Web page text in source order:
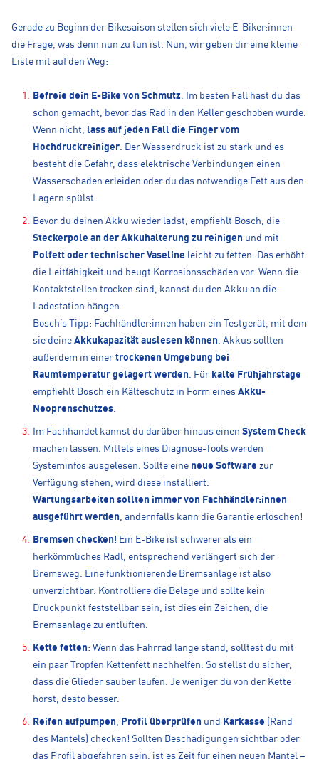
Gerade zu Beginn der Bikesaison stellen sich viele E-Biker:innen
die Frage, was denn nun zu tun ist. Nun, wir geben dir eine kleine
Liste mit auf den Weg:
Befreie dein E-Bike von Schmutz. Im besten Fall hast du das
schon gemacht, bevor das Rad in den Keller geschoben wurde.
Wenn nicht, lass auf jeden Fall die Finger vom
Hochdruckreiniger. Der Wasserdruck ist zu stark und es
besteht die Gefahr, dass elektrische Verbindungen einen
Wasserschaden erleiden oder du das notwendige Fett aus den
Lagern spülst.
Bevor du deinen Akku wieder lädst, empfiehlt Bosch, die
Steckerpole an der Akkuhalterung zu reinigen und mit
Polfett oder technischer Vaseline leicht zu fetten. Das erhöht
die Leitfähigkeit und beugt Korrosionsschäden vor. Wenn die
Kontaktstellen trocken sind, kannst du den Akku an die
Ladestation hängen.
Bosch‘s Tipp: Fachhändler:innen haben ein Testgerät, mit dem
sie deine Akkukapazität auslesen können. Akkus sollten
außerdem in einer trockenen Umgebung bei
Raumtemperatur gelagert werden. Für kalte Frühjahrstage
empfiehlt Bosch ein Kälteschutz in Form eines Akku-
Neoprenschutzes.
Im Fachhandel kannst du darüber hinaus einen System Check
machen lassen. Mittels eines Diagnose-Tools werden
Systeminfos ausgelesen. Sollte eine neue Software zur
Verfügung stehen, wird diese installiert.
Wartungsarbeiten sollten immer von Fachhändler:innen
ausgeführt werden, andernfalls kann die Garantie erlöschen!
Bremsen checken! Ein E-Bike ist schwerer als ein
herkömmliches Radl, entsprechend verlängert sich der
Bremsweg. Eine funktionierende Bremsanlage ist also
unverzichtbar. Kontrolliere die Beläge und sollte kein
Druckpunkt feststellbar sein, ist dies ein Zeichen, die
Bremsanlage zu entlüften.
Kette fetten: Wenn das Fahrrad lange stand, solltest du mit
ein paar Tropfen Kettenfett nachhelfen. So stellst du sicher,
dass die Glieder sauber laufen. Je weniger du von der Kette
hörst, desto besser.
Reifen aufpumpen, Profil überprüfen und Karkasse (Rand
des Mantels) checken! Sollten Beschädigungen sichtbar oder
das Profil abgefahren sein, ist es Zeit für einen neuen Mantel –